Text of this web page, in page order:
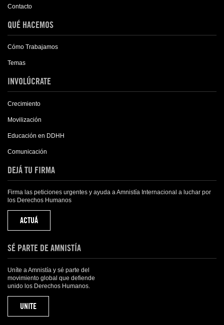
Contacto
QUÉ HACEMOS
Cómo Trabajamos
Temas
INVOLÚCRATE
Crecimiento
Movilización
Educación en DDHH
Comunicación
DEJÁ TU FIRMA
Firma las peticiones urgentes y ayuda a Amnistía Internacional a luchar por
los Derechos Humanos
ACTUÁ
SÉ PARTE DE AMNISTÍA
Uníte a Amnistía y sé parte del
movimiento global que defiende
unido los Derechos Humanos.
UNITE